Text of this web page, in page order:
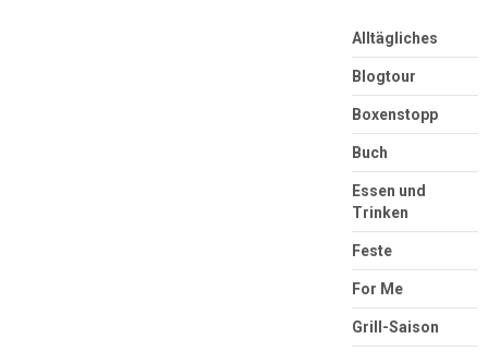
Alltägliches
Blogtour
Boxenstopp
Buch
Essen und
Trinken
Feste
For Me
Grill-Saison